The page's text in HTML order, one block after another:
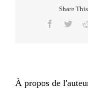
Share
Facebook
À propos de